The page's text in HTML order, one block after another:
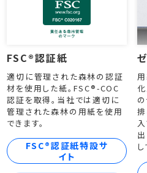
FSC®認証紙
適切に管理された森林の認証
材を使用した紙。FSC®-COC
認証を取得。当社では適切に
管理された森林の用紙を使用
できます。
FSC®認証紙特設サ
イト